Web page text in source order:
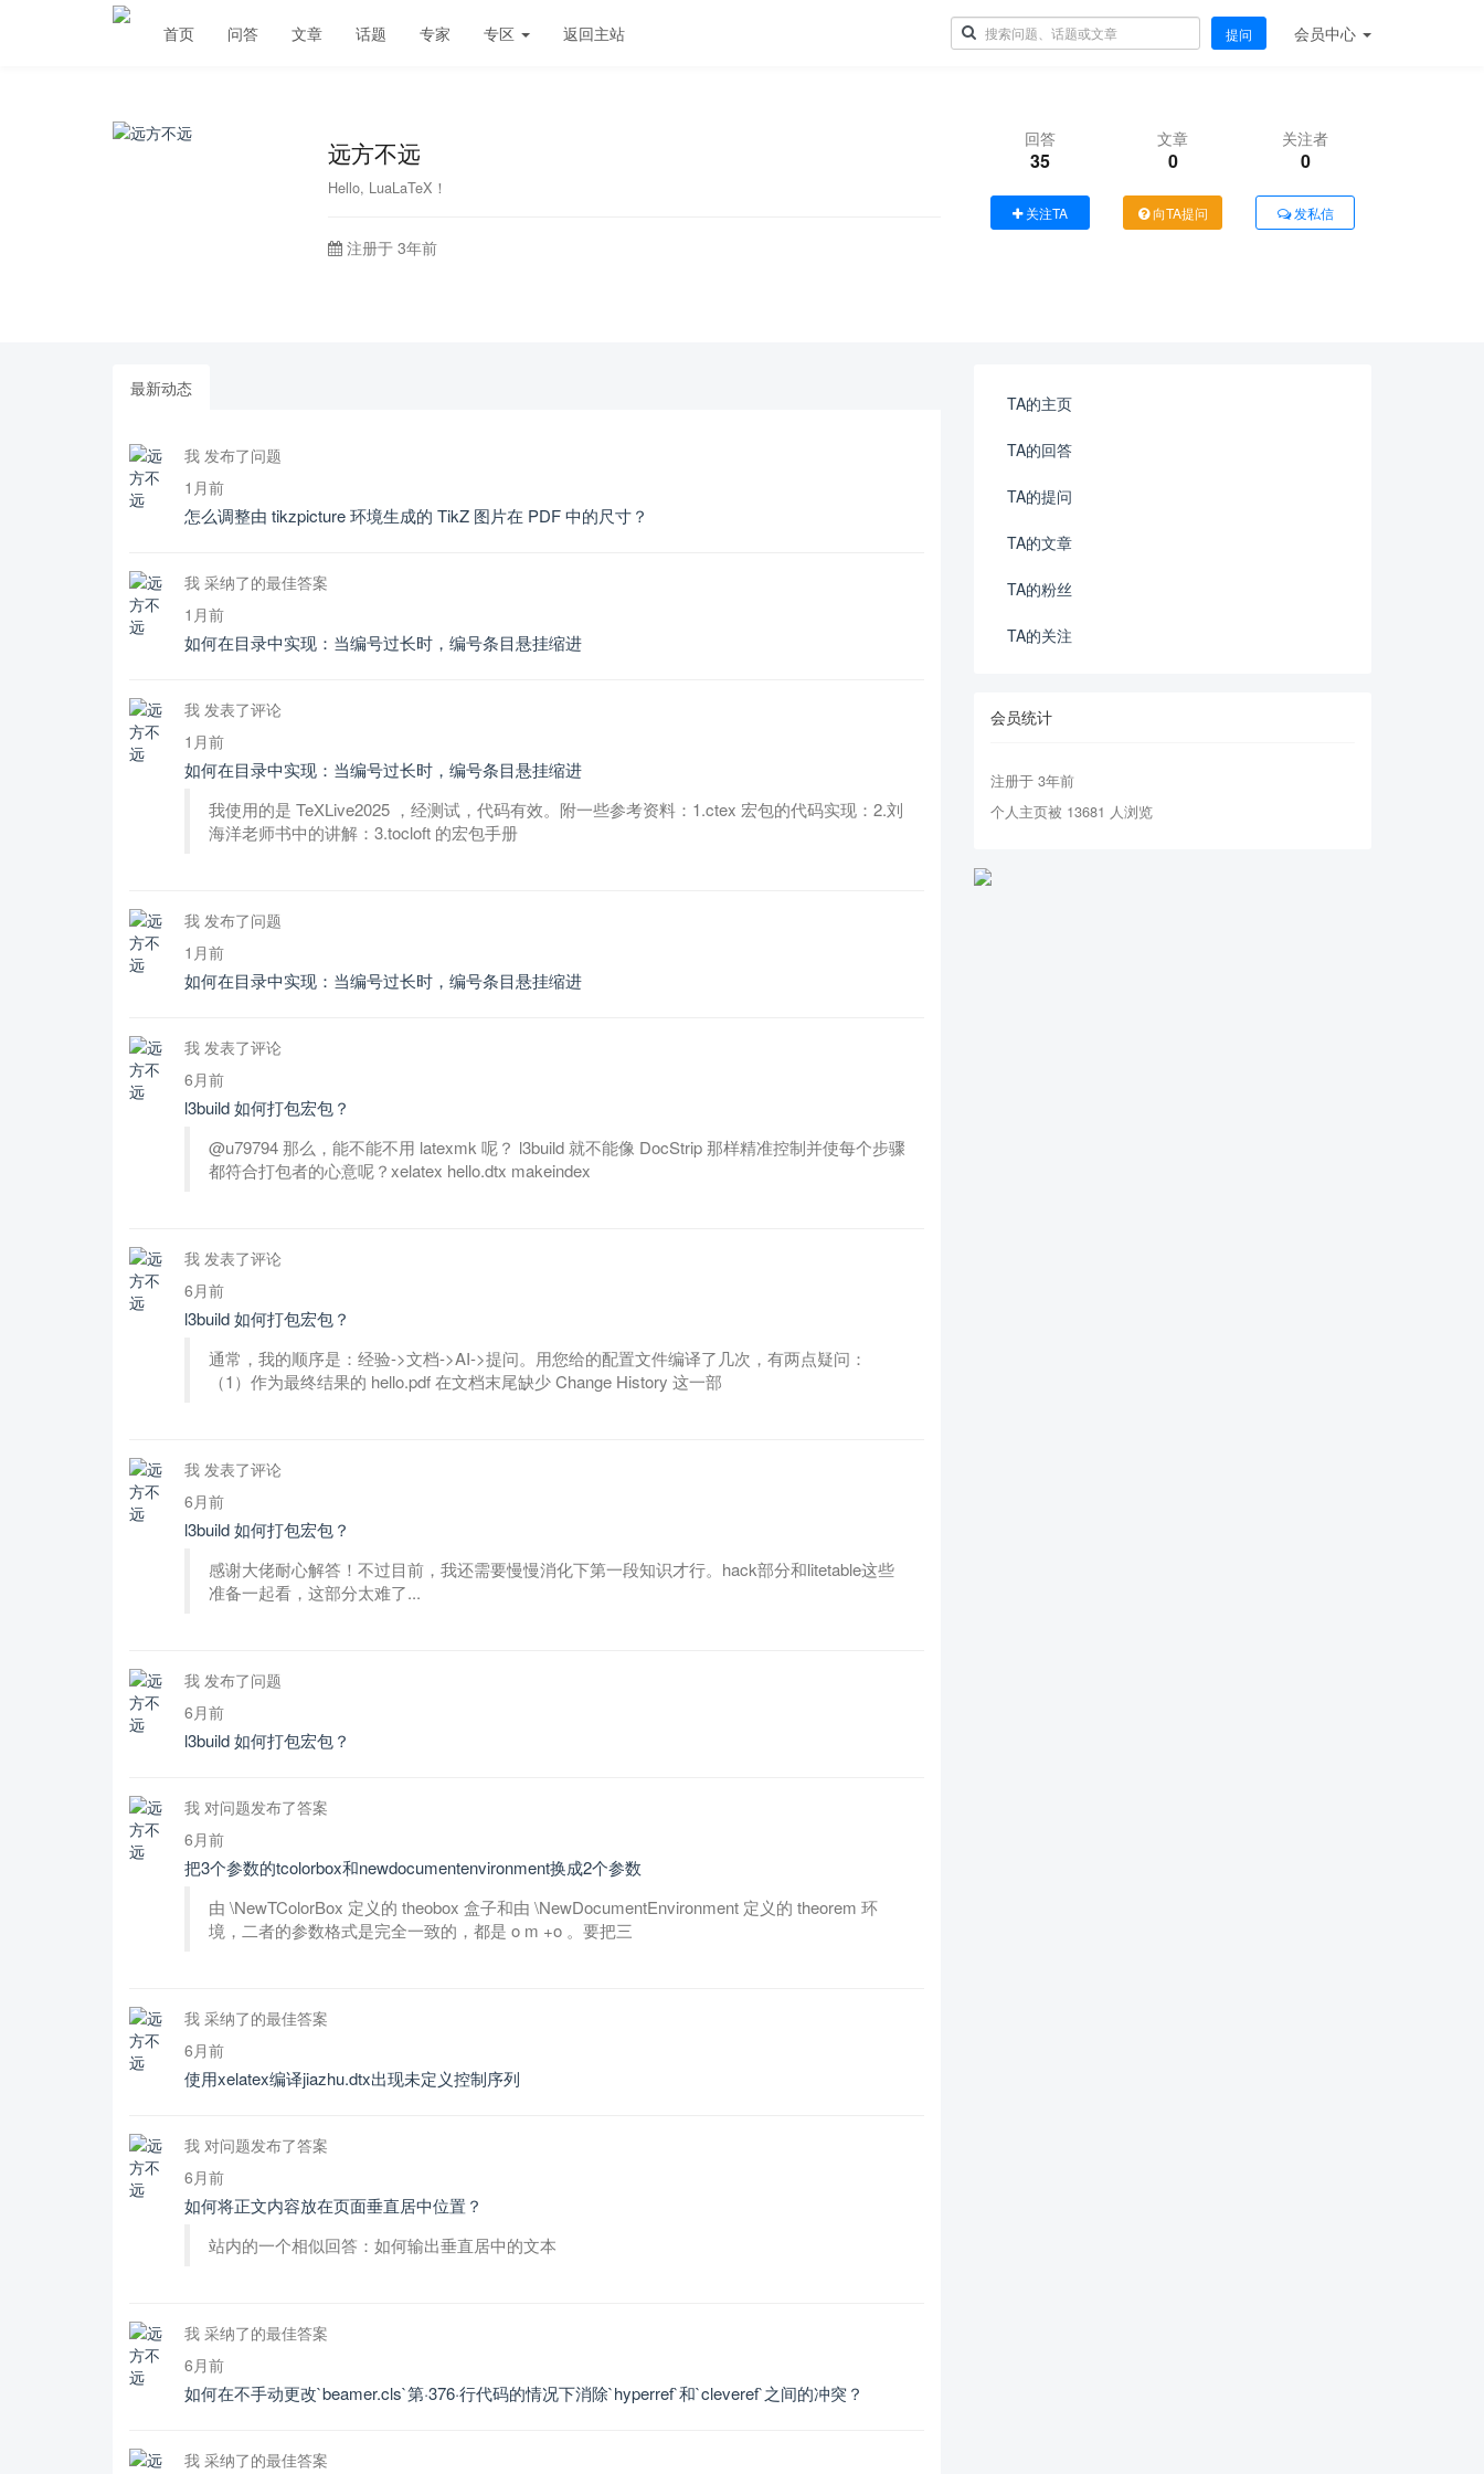
首页 问答 文章 话题 专家 专区 返回主站 提问 会员中心
远方不远
Hello, LuaLaTeX！
注册于 3年前
回答
35
文章
0
关注者
0
关注TA 向TA提问 发私信
最新动态
我 发布了问题
1月前
怎么调整由 tikzpicture 环境生成的 TikZ 图片在 PDF 中的尺寸？
我 采纳了的最佳答案
1月前
如何在目录中实现：当编号过长时，编号条目悬挂缩进
我 发表了评论
1月前
如何在目录中实现：当编号过长时，编号条目悬挂缩进
我使用的是 TeXLive2025 ，经测试，代码有效。附一些参考资料：1.ctex 宏包的代码实现：2.刘
海洋老师书中的讲解：3.tocloft 的宏包手册
我 发布了问题
1月前
如何在目录中实现：当编号过长时，编号条目悬挂缩进
我 发表了评论
6月前
l3build 如何打包宏包？
@u79794 那么，能不能不用 latexmk 呢？ l3build 就不能像 DocStrip 那样精准控制并使每个步骤
都符合打包者的心意呢？xelatex hello.dtx makeindex
我 发表了评论
6月前
l3build 如何打包宏包？
通常，我的顺序是：经验->文档->AI->提问。用您给的配置文件编译了几次，有两点疑问：
（1）作为最终结果的 hello.pdf 在文档末尾缺少 Change History 这一部
我 发表了评论
6月前
l3build 如何打包宏包？
感谢大佬耐心解答！不过目前，我还需要慢慢消化下第一段知识才行。hack部分和litetable这些
准备一起看，这部分太难了...
我 发布了问题
6月前
l3build 如何打包宏包？
我 对问题发布了答案
6月前
把3个参数的tcolorbox和newdocumentenvironment换成2个参数
由 \NewTColorBox 定义的 theobox 盒子和由 \NewDocumentEnvironment 定义的 theorem 环
境，二者的参数格式是完全一致的，都是 o m +o 。要把三
我 采纳了的最佳答案
6月前
使用xelatex编译jiazhu.dtx出现未定义控制序列
我 对问题发布了答案
6月前
如何将正文内容放在页面垂直居中位置？
站内的一个相似回答：如何输出垂直居中的文本
我 采纳了的最佳答案
6月前
如何在不手动更改`beamer.cls`第·376·行代码的情况下消除`hyperref`和`cleveref`之间的冲突？
我 采纳了的最佳答案
TA的主页
TA的回答
TA的提问
TA的文章
TA的粉丝
TA的关注
会员统计
注册于 3年前
个人主页被 13681 人浏览